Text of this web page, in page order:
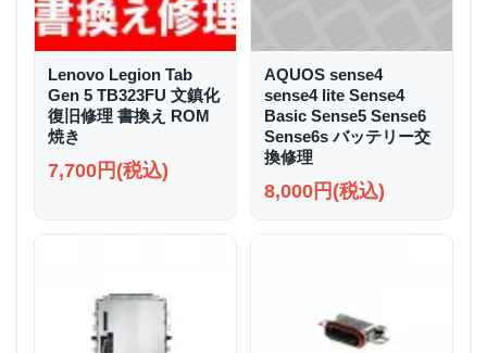
Lenovo Legion Tab
Gen 5 TB323FU 文鎮化
復旧修理 書換え ROM
焼き
7,700円(税込)
AQUOS sense4
sense4 lite Sense4
Basic Sense5 Sense6
Sense6s バッテリー交
換修理
8,000円(税込)